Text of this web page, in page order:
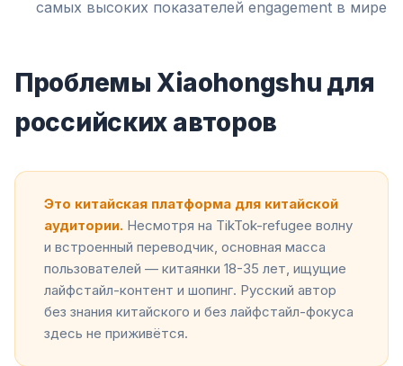
самых высоких показателей engagement в мире
Проблемы Xiaohongshu для
российских авторов
Это китайская платформа для китайской
аудитории. Несмотря на TikTok-refugee волну
и встроенный переводчик, основная масса
пользователей — китаянки 18-35 лет, ищущие
лайфстайл-контент и шопинг. Русский автор
без знания китайского и без лайфстайл-фокуса
здесь не приживётся.